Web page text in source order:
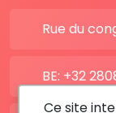
Rue du
BE: +32
Ce site